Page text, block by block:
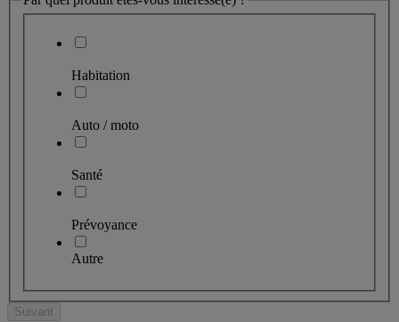
Habitation
Auto / moto
Santé
Prévoyance
Autre
Suivant